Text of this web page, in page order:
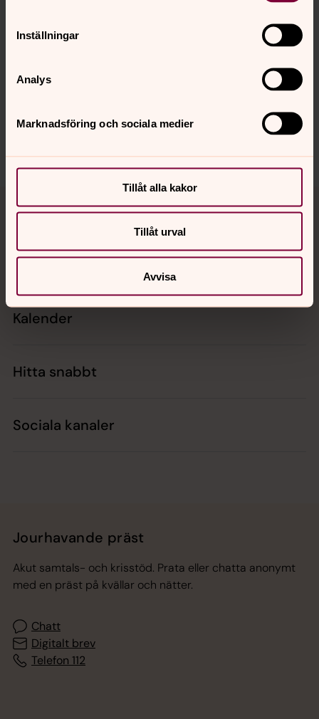
Inställningar
Analys
Marknadsföring och sociala medier
Tillåt alla kakor
Tillåt urval
Avvisa
Synpunkter eller frågor på sidans
bodens.pastorat@svenskakyrkan.se
Kontakt
Kalender
Hitta snabbt
Sociala kanaler
Jourhavande präst
Akut samtals- och krisstöd. Prata eller chatta anonymt
med en präst på kvällar och nätter.
Chatt
Digitalt brev
Telefon 112